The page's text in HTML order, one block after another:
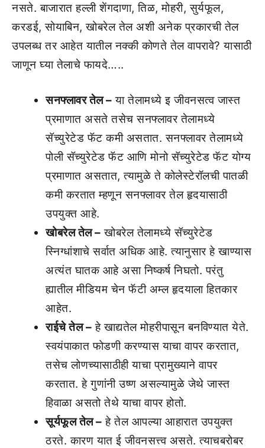
नसते. बाजारात हल्ली शेंगदाणा, तिळ, मोहरी, सुर्यफूल,
करडई, सोयाबिन, खोबरेल तेल अशी अनेक प्रकारची तेल
उपलब्ध तर आहेत यातील नक्की कोणते तेल वापरावे? यासाठी
जाणून घ्या तेलाचे फायदे…..
सनफ्लावर तेल – या तेलामध्ये इ जीवनसत्व जास्त
प्रमाणात असते तसेच सनफ्लावर तेलामध्ये
सॅच्युरेटेड फॅट कमी असतात. सनफ्लावर तेलामध्ये
पोली सॅच्युरेटेड फॅट आणि मोनो सॅच्युरेटेड फॅट योग्य
प्रमाणात असतात, त्यामुळे ते कोलेस्टेरॉलची पातळी
कमी करतात म्हणून सनफ्लावर तेल हृदयासाठी
उपयुक्त आहे.
खोबरेल तेल – खोबरेल तेलामध्ये सॅच्युरेटेड
स्निग्धांशाचे सर्वात अधिक आहे. त्यानुसार हे खाण्यास
अत्यंत घातक आहे असा निष्कर्ष निघतो. परंतु
ह्यातील मीडियम चेन फॅटी अम्ल हृदयाला हितकार
आहेत.
राईचे तेल – हे खाद्यतेल मोहरीपासून बनविण्यात येते.
स्वयंपाकात फोडणी करण्यास याचा वापर करतात,
तसेच लोणच्यासाठीही याचा प्रामुख्याने वापर
करतात. हे गुणांनी उष्ण असल्यामुळे जेथे जास्त
हिवाळा असतो तेथे याचा वापर होतो.
सूर्यफूल तेल – हे तेल आपल्या आहारात उपयुक्त
ठरते. कारण यात ई जीवनसत्त्व असते. त्याचबरोबर